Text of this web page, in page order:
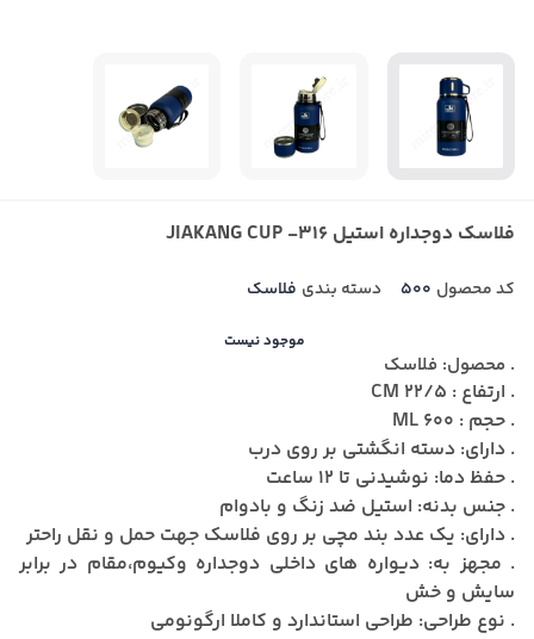
فلاسک دوجداره استیل JIAKANG CUP -316
کد محصول 500 دسته بندی فلاسک
موجود نیست
. محصول: فلاسک
. ارتفاع : 22/5 CM
. حجم : 600 ML
. دارای: دسته انگشتی بر روی درب
. حفظ دما: نوشیدنی تا 12 ساعت
. جنس بدنه: استیل ضد زنگ و بادوام
. دارای: یک عدد بند مچی بر روی فلاسک جهت حمل و نقل راحتر
. مجهز به: دیواره های داخلی دوجداره وکیوم،مقام در برابر
سایش و خش
. نوع طراحی: طراحی استاندارد و کاملا ارگونومی